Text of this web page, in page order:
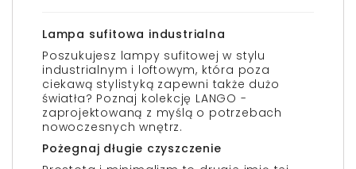
Lampa sufitowa industrialna
Poszukujesz lampy sufitowej w stylu
industrialnym i loftowym, która poza
ciekawą stylistyką zapewni także dużo
światła? Poznaj kolekcję LANGO -
zaprojektowaną z myślą o potrzebach
nowoczesnych wnętrz.
Pożegnaj długie czyszczenie